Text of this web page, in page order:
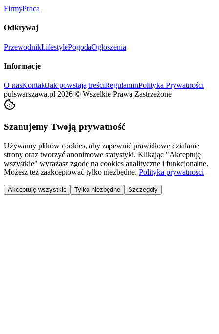
FirmyPraca
Odkrywaj
PrzewodnikLifestylePogodaOgłoszenia
Informacje
O nasKontaktJak powstają treściRegulaminPolityka Prywatności
pulswarszawa.pl 2026 © Wszelkie Prawa Zastrzeżone
Szanujemy Twoją prywatność
Używamy plików cookies, aby zapewnić prawidłowe działanie
strony oraz tworzyć anonimowe statystyki. Klikając "Akceptuję
wszystkie" wyrażasz zgodę na cookies analityczne i funkcjonalne.
Możesz też zaakceptować tylko niezbędne. Polityka prywatności
Akceptuję wszystkie Tylko niezbędne Szczegóły